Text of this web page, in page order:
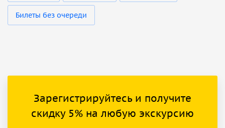
Билеты без очереди
Зарегистрируйтесь и получите
скидку 5% на любую экскурсию